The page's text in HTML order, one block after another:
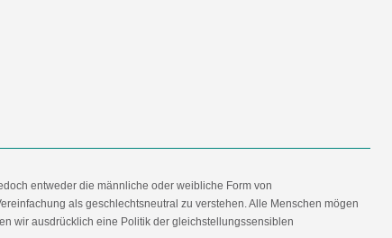
entweder die männliche oder weibliche Form von
als geschlechtsneutral zu verstehen. Alle Menschen mögen
wir ausdrücklich eine Politik der gleichstellungssensiblen